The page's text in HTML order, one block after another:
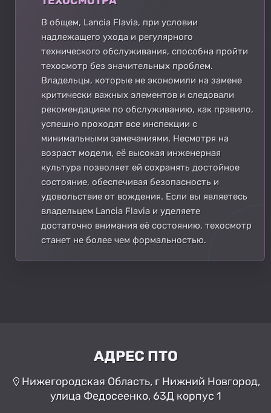
В общем, Lancia Flavia, при условии
надлежащего ухода и регулярного
технического обслуживания, способна пройти
техосмотр без значительных проблем.
Владельцы, которые не экономили на замене
критически важных элементов и следовали
рекомендациям по обслуживанию, как правило,
успешно проходят все инспекции с
минимальными замечаниями. Несмотря на
возраст модели, её высокая инженерная
культура позволяет ей сохранять достойное
состояние, обеспечивая безопасность и
удовольствие от вождения. Если вы являетесь
владельцем Lancia Flavia и уделяете
достаточно внимания её состоянию, техосмотр
станет не более чем формальностью.
АДРЕС ПТО
Нижегородская Область, г Нижний Новгород,
улица Федосеенко, 63Д корпус 1